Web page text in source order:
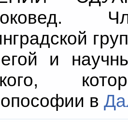
и
в